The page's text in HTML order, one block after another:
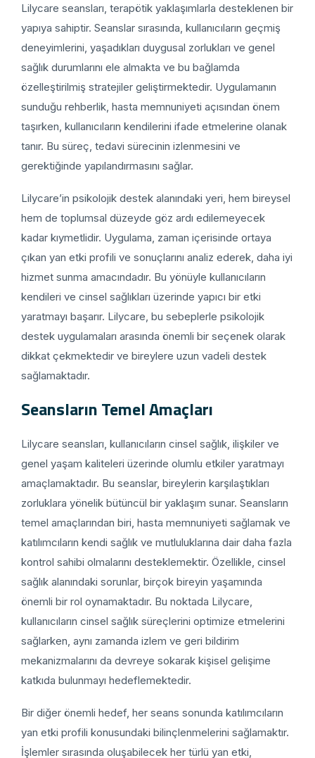
Lilycare seansları, terapötik yaklaşımlarla desteklenen bir
yapıya sahiptir. Seanslar sırasında, kullanıcıların geçmiş
deneyimlerini, yaşadıkları duygusal zorlukları ve genel
sağlık durumlarını ele almakta ve bu bağlamda
özelleştirilmiş stratejiler geliştirmektedir. Uygulamanın
sunduğu rehberlik, hasta memnuniyeti açısından önem
taşırken, kullanıcıların kendilerini ifade etmelerine olanak
tanır. Bu süreç, tedavi sürecinin izlenmesini ve
gerektiğinde yapılandırmasını sağlar.
Lilycare’in psikolojik destek alanındaki yeri, hem bireysel
hem de toplumsal düzeyde göz ardı edilemeyecek
kadar kıymetlidir. Uygulama, zaman içerisinde ortaya
çıkan yan etki profili ve sonuçlarını analiz ederek, daha iyi
hizmet sunma amacındadır. Bu yönüyle kullanıcıların
kendileri ve cinsel sağlıkları üzerinde yapıcı bir etki
yaratmayı başarır. Lilycare, bu sebeplerle psikolojik
destek uygulamaları arasında önemli bir seçenek olarak
dikkat çekmektedir ve bireylere uzun vadeli destek
sağlamaktadır.
Seansların Temel Amaçları
Lilycare seansları, kullanıcıların cinsel sağlık, ilişkiler ve
genel yaşam kaliteleri üzerinde olumlu etkiler yaratmayı
amaçlamaktadır. Bu seanslar, bireylerin karşılaştıkları
zorluklara yönelik bütüncül bir yaklaşım sunar. Seansların
temel amaçlarından biri, hasta memnuniyeti sağlamak ve
katılımcıların kendi sağlık ve mutluluklarına dair daha fazla
kontrol sahibi olmalarını desteklemektir. Özellikle, cinsel
sağlık alanındaki sorunlar, birçok bireyin yaşamında
önemli bir rol oynamaktadır. Bu noktada Lilycare,
kullanıcıların cinsel sağlık süreçlerini optimize etmelerini
sağlarken, aynı zamanda izlem ve geri bildirim
mekanizmalarını da devreye sokarak kişisel gelişime
katkıda bulunmayı hedeflemektedir.
Bir diğer önemli hedef, her seans sonunda katılımcıların
yan etki profili konusundaki bilinçlenmelerini sağlamaktır.
İşlemler sırasında oluşabilecek her türlü yan etki,